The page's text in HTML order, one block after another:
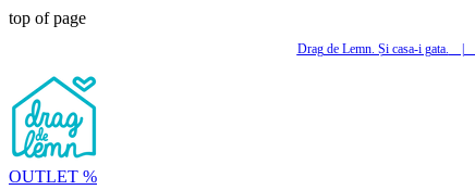
top of page
Drag de Lemn. Și casa-i gata.
OUTLET %